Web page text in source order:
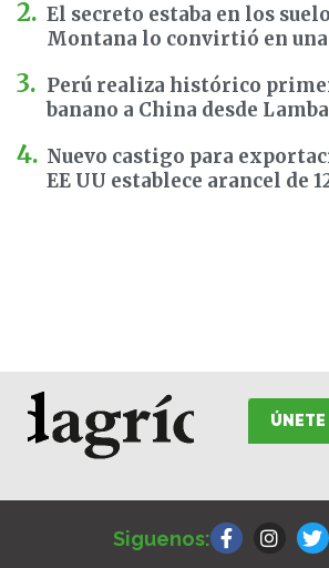
El secreto estaba en los
Montana lo convirtió en una
Perú realiza histórico
banano a China desde
Nuevo castigo para
EE UU establece arancel de
ÚNETE
Siguenos:
F
a
c
I
n
s
T
w
i